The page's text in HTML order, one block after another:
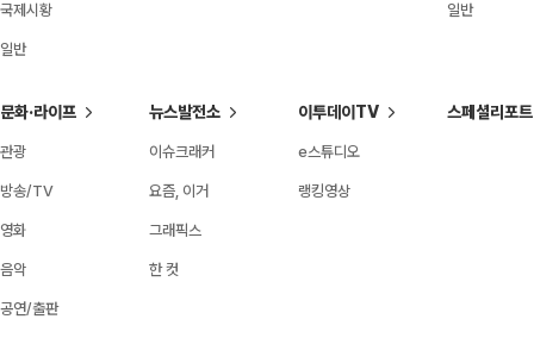
국제시황
일반
일반
문화·라이프
관광
방송/TV
영화
음악
공연/출판
뉴스발전소
이슈크래커
요즘, 이거
그래픽스
한 컷
이투데이TV
e스튜디오
랭킹영상
스페셜리포트